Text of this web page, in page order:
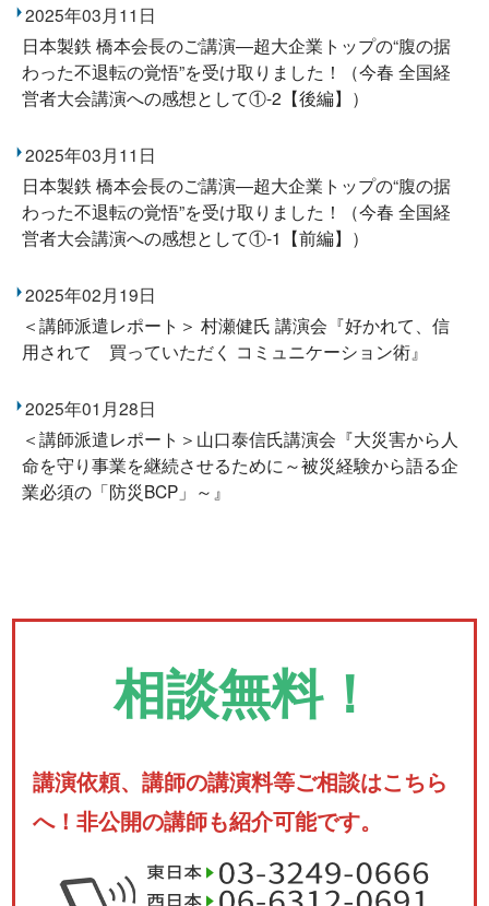
2025年03月11日
日本製鉄 橋本会長のご講演―超大企業トップの“腹の据
わった不退転の覚悟”を受け取りました！（今春 全国経
営者大会講演への感想として①-2【後編】）
2025年03月11日
日本製鉄 橋本会長のご講演―超大企業トップの“腹の据
わった不退転の覚悟”を受け取りました！（今春 全国経
営者大会講演への感想として①-1【前編】）
2025年02月19日
＜講師派遣レポート＞ 村瀬健氏 講演会『好かれて、信
用されて 買っていただく コミュニケーション術』
2025年01月28日
＜講師派遣レポート＞山口泰信氏講演会『大災害から人
命を守り事業を継続させるために～被災経験から語る企
業必須の「防災BCP」～』
相談無料！
講演依頼、講師の講演料等ご相談はこちら
へ！非公開の講師も紹介可能です。